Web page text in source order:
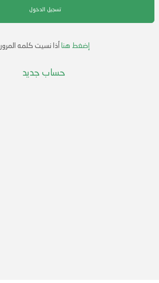
إضغط هنا أذا نسيت كلمه المرور
حساب جديد